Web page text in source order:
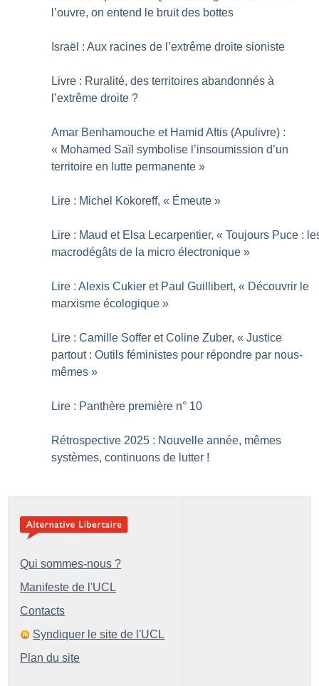
l’ouvre, on entend le bruit des bottes
Israël : Aux racines de l’extrême droite sioniste
Livre : Ruralité, des territoires abandonnés à
l’extrême droite ?
Amar Benhamouche et Hamid Aftis (Apulivre) :
« Mohamed Saïl symbolise l’insoumission d’un
territoire en lutte permanente »
Lire : Michel Kokoreff, « Émeute »
Lire : Maud et Elsa Lecarpentier, « Toujours Puce :
macrodégâts de la micro électronique »
Lire : Alexis Cukier et Paul Guillibert, « Découvrir le
marxisme écologique »
Lire : Camille Soffer et Coline Zuber, « Justice
partout : Outils féministes pour répondre par nous-
mêmes »
Lire : Panthère première n° 10
Rétrospective 2025 : Nouvelle année, mêmes
systèmes, continuons de lutter !
Qui sommes-nous ?
Manifeste de l'UCL
Contacts
Syndiquer le site de l'UCL
Plan du site